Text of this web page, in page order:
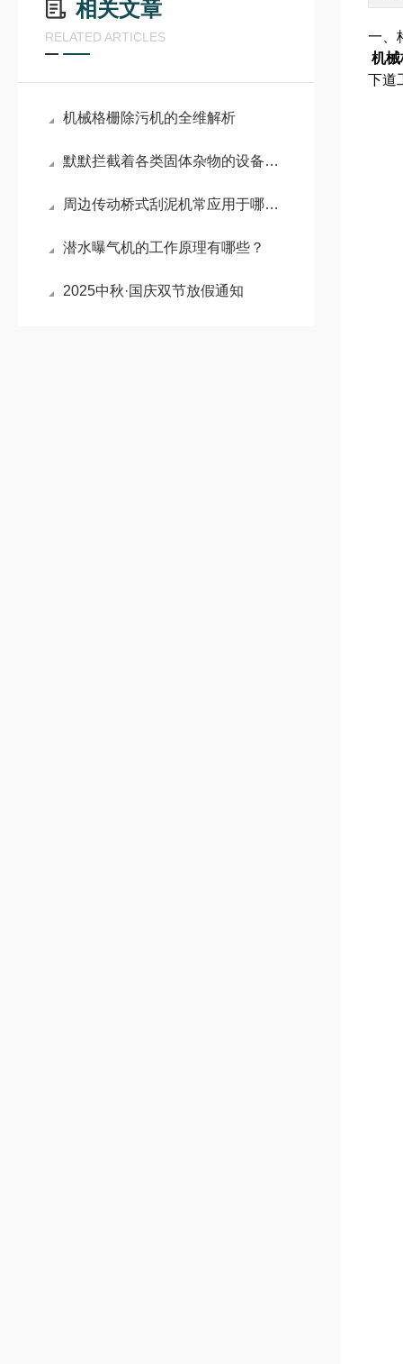
相关文章
RELATED ARTICLES
机械格栅除污机的全维解析
默默拦截着各类固体杂物的设备就是回转式格栅清污机
周边传动桥式刮泥机常应用于哪些场景？
潜水曝气机的工作原理有哪些？
2025中秋·国庆双节放假通知
一、
机
下道